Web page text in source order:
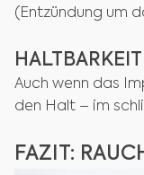
(Entzündung um
HALTBARKEIT
Auch wenn das
den Halt – im
FAZIT: